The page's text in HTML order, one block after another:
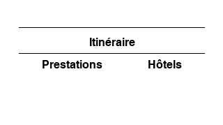
Itinéraire
Prestations
Hôtels